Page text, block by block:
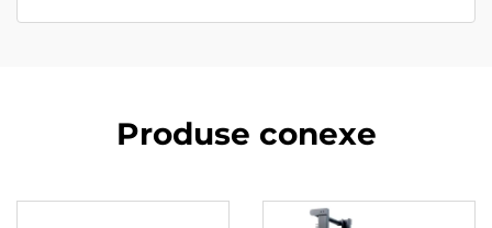
Produse conexe